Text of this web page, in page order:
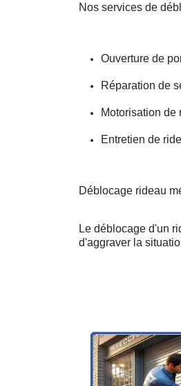
Nos services de
Ouverture de
Réparation de
Motorisation de
Entretien de
Déblocage rideau
Le déblocage d'un
d'aggraver la